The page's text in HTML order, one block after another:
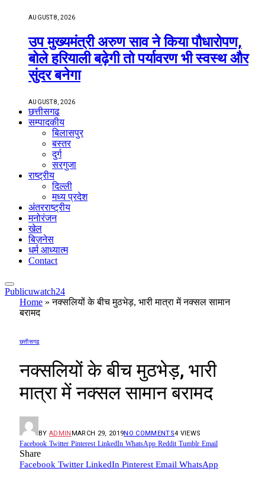
AUGUST 8, 2026
उप मुख्यमंत्री अरुण साव ने किया पौधारोपण,
बोले हरियाली बढ़ेगी तो पर्यावरण भी स्वस्थ और
सुंदर बनेगा
AUGUST 8, 2026
छत्तीसगढ
सम्पादकीय
बिलासपुर
बस्तर
दुर्ग
सरगुजा
राष्ट्रीय
दिल्ली
मध्य प्रदेश
अंतरराष्ट्रीय
मनोरंजन
खेल
बिज़नेस
धर्म आध्यात्म
Contact
Publicuwatch24
Home »नक्सलियों के बीच मुठभेड़, भारी मात्रा में नक्सल सामान
बरामद
छत्तीसगढ
नक्सलियों के बीच मुठभेड़, भारी
मात्रा में नक्सल सामान बरामद
BY ADMIN MARCH 29, 2019NO COMMENTS4 VIEWS
Facebook Twitter Pinterest LinkedIn WhatsApp Reddit Tumblr Email
Share
Facebook Twitter LinkedIn Pinterest Email WhatsApp